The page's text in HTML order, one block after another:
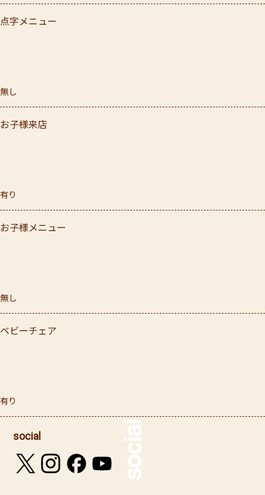
点字メニュー
無し
お子様来店
有り
お子様メニュー
無し
ベビーチェア
有り
social